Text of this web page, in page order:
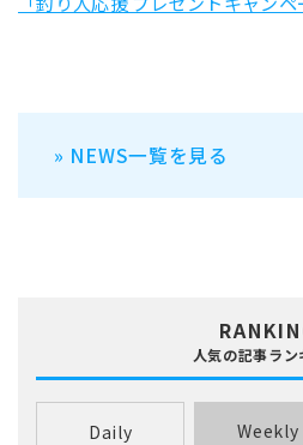
» NEWS一覧を見る
人気の記事ラ
Daily Weekly